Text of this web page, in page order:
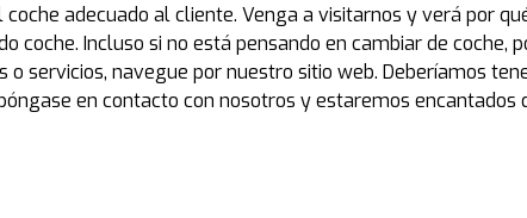
adecuado al cliente. Venga a visitarnos y verá por
coche. Incluso si no está pensando en cambiar de coche,
servicios, navegue por nuestro sitio web. Deberíamos
en contacto con nosotros y estaremos